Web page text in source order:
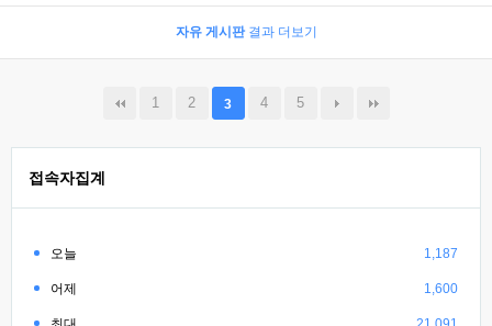
자유 게시판결과 더보기
1 2 3 4 5
접속자집계
오늘 1,187
어제 1,600